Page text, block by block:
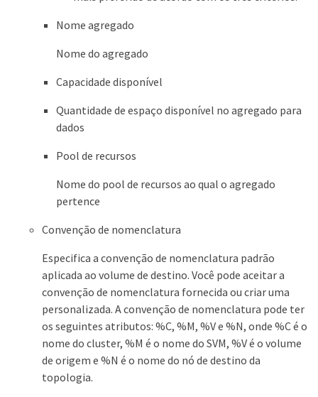
Nome agregado
Nome do agregado
Capacidade disponível
Quantidade de espaço disponível no agregado para
dados
Pool de recursos
Nome do pool de recursos ao qual o agregado
pertence
Convenção de nomenclatura
Especifica a convenção de nomenclatura padrão
aplicada ao volume de destino. Você pode aceitar a
convenção de nomenclatura fornecida ou criar uma
personalizada. A convenção de nomenclatura pode ter
os seguintes atributos: %C, %M, %V e %N, onde %C é o
nome do cluster, %M é o nome do SVM, %V é o volume
de origem e %N é o nome do nó de destino da
topologia.